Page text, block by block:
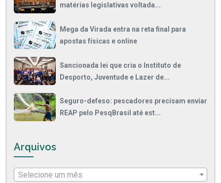
matérias legislativas voltada...
Mega da Virada entra na reta final para
apostas físicas e online
Sancionada lei que cria o Instituto de
Desporto, Juventude e Lazer de...
Seguro-defeso: pescadores precisam enviar
REAP pelo PesqBrasil até est...
Arquivos
Selecione um mês